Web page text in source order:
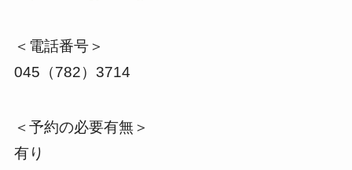
＜電話番号＞
045（782）3714
＜予約の必要有無＞
有り